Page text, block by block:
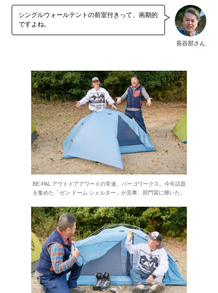
シングルウォールテントの前室付きって、画期的
ですよね。
長谷部さん
BE-PAL アウトドアアワードの常連、パーゴワークス。今年話題
を集めた「ゼン ドーム シェルター」が見事、部門賞に輝いた。